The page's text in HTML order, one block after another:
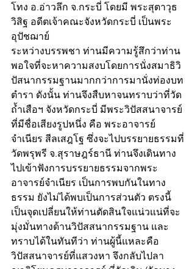
โทง อ.อ่าวลึก จ.กระบี่ โดยมี พระสุตาวุธ
วิสิฐ อดีตเจ้าคณะจังหวัดกระบี่ เป็นพระ
อุปัชฌาย์
ระหว่างบรรพชา ท่านมีความรู้สึกว่าท่าน
พอใจที่จะหาความสงบโดยการนั่งสมาธิวิ
ปัสนากรรมฐานมากกว่าการมานั่งท่องบท
ตำรา ดังนั้น ท่านจึงสืบหาจนทราบว่าที่วัด
ถ้ำเสือฯ จังหวัดกระบี่ มีพระวิปัสสนาจารย์
ที่มีชื่อเสียงรูปหนึ่ง คือ พระอาจารย์
จำเนียร สีลเสฎโฐ ซึ่งจะไปบรรยายธรรมที่
วัดพรุพรี จ.สุราษฎร์ธานี ท่านจึงเดินทาง
ไปเข้าฟังการบรรยายธรรมจากพระ
อาจารย์จำเนียร เป็นการพบกันในทาง
ธรรม ยังไม่ได้พบเป็นการส่วนตัว ตรงนี้
เป็นจุดเปลี่ยนให้ท่านตัดสินใจแน่วแน่ที่จะ
มุ่งมั่นทางด้านวิปัสสนากรรมฐาน และ
ทราบได้ในทันทีว่า ท่านผู้นี้แหละคือ
วิปัสสนาจารย์ที่แสวงหา จึงกลับไปลา